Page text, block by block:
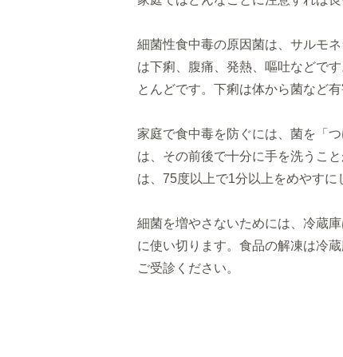
細菌性食中毒の原因菌は、サルモネ
は下痢、腹痛、発熱、嘔吐などで
とんどです。
下痢は体から菌など
家庭で食中毒を防ぐには、菌を「
は、 その前後で十分に手を洗うこと
は、 75度以上で1分以上をめやすに
細菌を増やさないためには、冷蔵庫
に使い切ります。 食品の解凍は冷
ご受診ください。